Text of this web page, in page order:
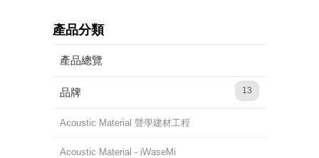
產品分類
產品總覽
品牌 13
Acoustic Material 聲學建材工程
Acoustic Material - iWaseMi